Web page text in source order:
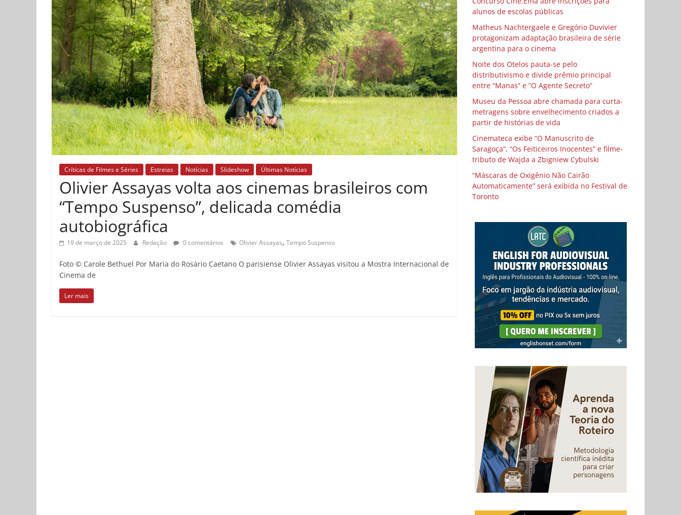
Críticas de Filmes e Séries Estreias Notícias Slideshow Últimas Notícias
Olivier Assayas volta aos cinemas brasileiros com
“Tempo Suspenso”, delicada comédia
autobiográfica
19 de março de 2025 Redação 0 comentários Olivier Assayas, Tempo Suspenso
Foto © Carole Bethuel Por Maria do Rosário Caetano O parisiense Olivier Assayas visitou a Mostra Internacional de
Cinema de
Ler mais
alunos de escolas públicas
Matheus Nachtergaele e Gregório Duvivier
protagonizam adaptação brasileira de série
argentina para o cinema
Noite dos Otelos pauta-se pelo
distributivismo e divide prêmio principal
entre “Manas” e “O Agente Secreto”
Museu da Pessoa abre chamada para curta-
metragens sobre envelhecimento criados a
partir de histórias de vida
Cinemateca exibe “O Manuscrito de
Saragoça”, “Os Feiticeiros Inocentes” e filme-
tributo de Wajda a Zbigniew Cybulski
“Máscaras de Oxigênio Não Cairão
Automaticamente” será exibida no Festival de
Toronto